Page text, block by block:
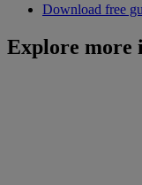
Download free
Explore more